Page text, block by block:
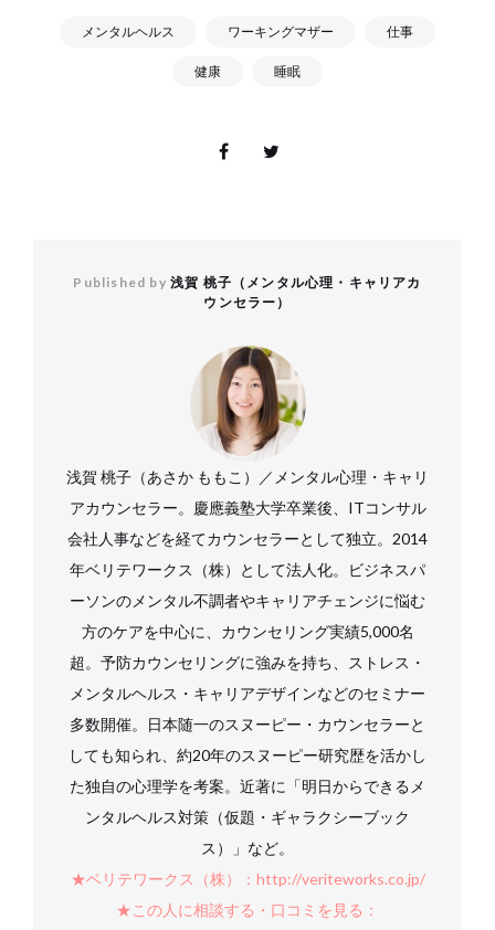
メンタルヘルス ワーキングマザー 仕事
健康 睡眠
Published by 浅賀 桃子（メンタル心理・キャリアカ
ウンセラー）
浅賀 桃子（あさか ももこ）／メンタル心理・キャリ
アカウンセラー。慶應義塾大学卒業後、ITコンサル
会社人事などを経てカウンセラーとして独立。2014
年ベリテワークス（株）として法人化。ビジネスパ
ーソンのメンタル不調者やキャリアチェンジに悩む
方のケアを中心に、カウンセリング実績5,000名
超。予防カウンセリングに強みを持ち、ストレス・
メンタルヘルス・キャリアデザインなどのセミナー
多数開催。日本随一のスヌーピー・カウンセラーと
しても知られ、約20年のスヌーピー研究歴を活かし
た独自の心理学を考案。近著に「明日からできるメ
ンタルヘルス対策（仮題・ギャラクシーブック
ス）」など。
★ベリテワークス（株）：http://veriteworks.co.jp/
★この人に相談する・口コミを見る：